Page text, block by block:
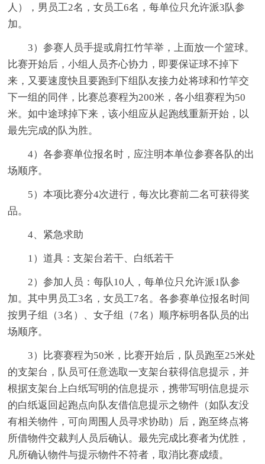
人），男员工2名，女员工6名，每单位只允许派3队参
加。
3）参赛人员手提或肩扛竹竿举，上面放一个篮球。
比赛开始后，小组人员齐心协力，即要保证球不掉下
来，又要速度快且要跑到下组队友接力处将球和竹竿交
下一组的同伴，比赛总赛程为200米，各小组赛程为50
米。如中途球掉下来，该小组应从起跑线重新开始，以
最先完成的队为胜。
4）各参赛单位报名时，应注明本单位参赛各队的出
场顺序。
5）本项比赛分4次进行，每次比赛前二名可获得奖
品。
4、紧急求助
1）道具：支架台若干、白纸若干
2）参加人员：每队10人，每单位只允许派1队参
加。其中男员工3名，女员工7名。各参赛单位报名时间
按男子组（3名）、女子组（7名）顺序标明各队员的出
场顺序。
3）比赛赛程为50米，比赛开始后，队员跑至25米处
的支架台，队员可任意选取一支架台获得信息提示，并
根据支架台上白纸写明的信息提示，携带写明信息提示
的白纸返回起跑点向队友借信息提示之物件（如队友没
有相关物件，可向周围人员寻求协助）后，跑至终点将
所借物件交裁判人员后确认。最先完成比赛者为优胜，
凡所确认物件与提示物件不符者，取消比赛成绩。